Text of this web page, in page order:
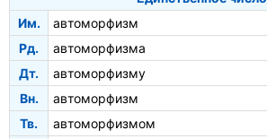
Им.
автоморфизм
Рд.
автоморфизма
Дт.
автоморфизму
Вн.
автоморфизм
Тв.
автоморфизмом